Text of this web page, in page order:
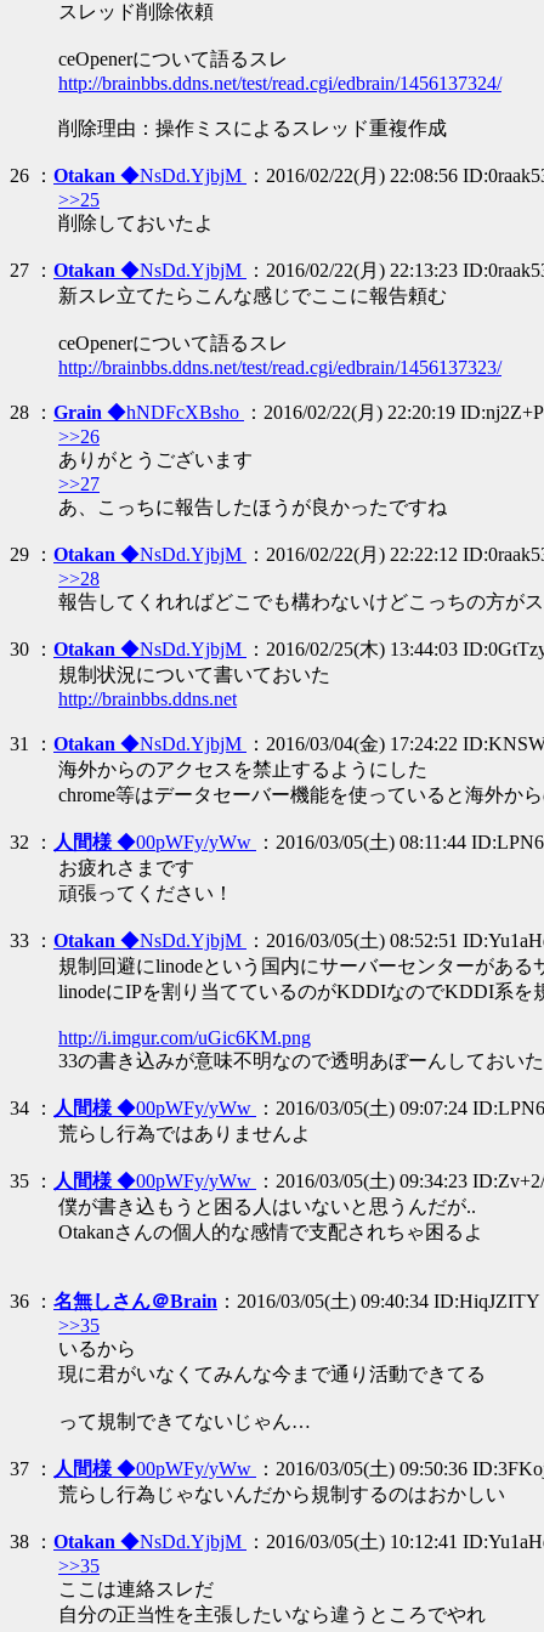
スレッド削除依頼
ceOpenerについて語るスレ
http://brainbbs.ddns.net/test/read.cgi/edbrain/1456137324/
削除理由：操作ミスによるスレッド重複作成
26 ： Otakan ◆NsDd.YjbjM
：2016/02/22(月) 22:08:56
>>25
削除しておいたよ
27 ： Otakan ◆NsDd.YjbjM
：2016/02/22(月) 22:13:23
新スレ立てたらこんな感じでここに報告頼む
ceOpenerについて語るスレ
http://brainbbs.ddns.net/test/read.cgi/edbrain/1456137323/
28 ： Grain ◆hNDFcXBsho
：2016/02/22(月) 22:20:19
>>26
ありがとうございます
>>27
あ、こっちに報告したほうが良かったですね
29 ： Otakan ◆NsDd.YjbjM
：2016/02/22(月) 22:22:12
>>28
報告してくれればどこでも構わないけどこっちの方が
30 ： Otakan ◆NsDd.YjbjM
：2016/02/25(木) 13:44:03
規制状況について書いておいた
http://brainbbs.ddns.net
31 ： Otakan ◆NsDd.YjbjM
：2016/03/04(金) 17:24:22
海外からのアクセスを禁止するようにした
chrome等はデータセーバー機能を使っていると海外か
32 ： 人間様◆00pWFy/yWw
：2016/03/05(土) 08:11:44
お疲れさまです
頑張ってください！
33 ： Otakan ◆NsDd.YjbjM
：2016/03/05(土) 08:52:51
規制回避にlinodeという国内にサーバーセンターがあ
linodeにIPを割り当てているのがKDDIなのでKDDI系
http://i.imgur.com/uGic6KM.png
33の書き込みが意味不明なので透明あぼーんしておいた
34 ： 人間様◆00pWFy/yWw
：2016/03/05(土) 09:07:24
荒らし行為ではありませんよ
35 ： 人間様◆00pWFy/yWw
：2016/03/05(土) 09:34:23
僕が書き込もうと困る人はいないと思うんだが..
Otakanさんの個人的な感情で支配されちゃ困るよ
36 ： 名無しさん＠Brain ：2016/03/05(土) 09:40:34 ID:HiqJZITY
>>35
いるから
現に君がいなくてみんな今まで通り活動できてる
って規制できてないじゃん…
37 ： 人間様◆00pWFy/yWw
：2016/03/05(土) 09:50:36
荒らし行為じゃないんだから規制するのはおかしい
38 ： Otakan ◆NsDd.YjbjM
：2016/03/05(土) 10:12:41
>>35
ここは連絡スレだ
自分の正当性を主張したいなら違うところでやれ